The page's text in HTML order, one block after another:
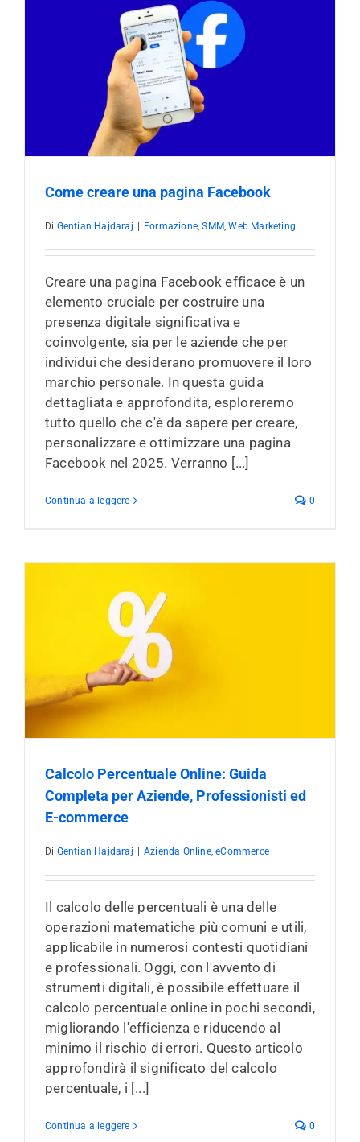
Come creare una pagina Facebook
Di Gentian Hajdaraj | Formazione ,SMM ,Web Marketing
Creare una pagina Facebook efficace è un
elemento cruciale per costruire una
presenza digitale significativa e
coinvolgente, sia per le aziende che per
individui che desiderano promuovere il loro
marchio personale. In questa guida
dettagliata e approfondita, esploreremo
tutto quello che c'è da sapere per creare,
personalizzare e ottimizzare una pagina
Facebook nel 2025. Verranno [...]
Continua a leggere 0
Calcolo Percentuale Online: Guida
Completa per Aziende, Professionisti ed
E-commerce
Di Gentian Hajdaraj | Azienda Online,eCommerce
Il calcolo delle percentuali è una delle
operazioni matematiche più comuni e utili,
applicabile in numerosi contesti quotidiani
e professionali. Oggi, con l'avvento di
strumenti digitali, è possibile effettuare il
calcolo percentuale online in pochi secondi,
migliorando l'efficienza e riducendo al
minimo il rischio di errori. Questo articolo
approfondirà il significato del calcolo
percentuale, i [...]
Continua a leggere 0